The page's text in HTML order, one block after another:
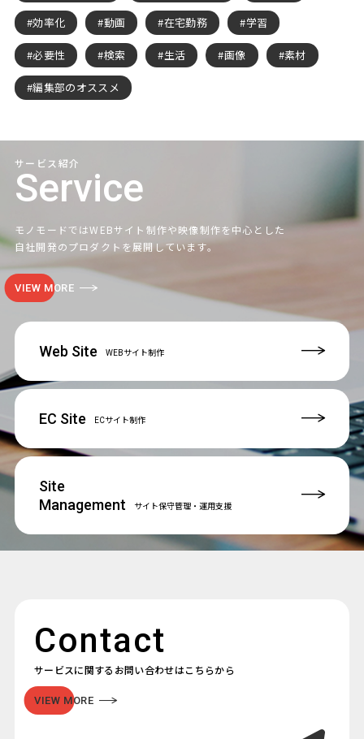
効率化 動画 在宅勤務 学習
必要性 検索 生活 画像 素材
編集部のオススメ
サービス紹介
Service
モノモードではWEBサイト制作や映像制作を中心とした
自社開発のプロダクトを展開しています。
VIEW MORE
Web Site WEBサイト制作
EC Site ECサイト制作
Site
Management
サイト保守管理・運用支援
Contact
サービスに関するお問い合わせはこちらから
VIEW MORE